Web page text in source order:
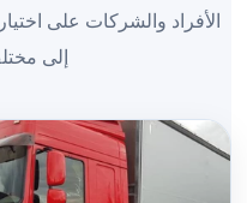
الأفراد والشركات على
إلى